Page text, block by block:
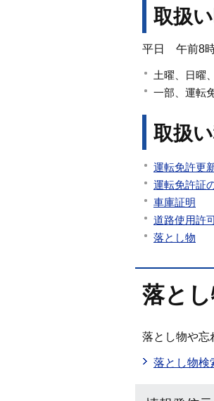
取扱
平日 午前8
土曜、日曜
一部、運転
取扱
運転免許更
運転免許証
車庫証明
道路使用許
落とし物
落と
落とし物や忘
落とし物検